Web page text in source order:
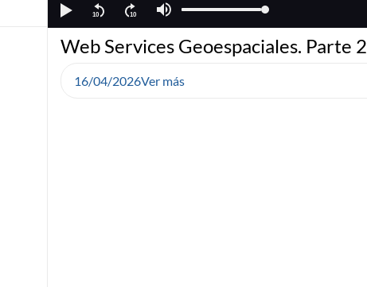
Web Services Geoespaciales. Parte 2
16/04/2026Ver más